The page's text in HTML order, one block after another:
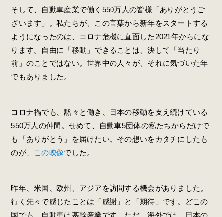
そして、自動車産業で働く550万人の皆様「ありがとうご
ざいます」。私たちが、この言葉から新年をスタートする
ようになったのは、コロナ危機に直面した2021年からにな
ります。自由に「移動」できることは、決して「当たり
前」のことではない。世界中の人々が、それに気づいた年
でもありました。
コロナ禍でも、黙々と働き、日本の移動を支え続けている
550万人の仲間。せめて、自動車5団体の私たちからだけで
も「ありがとう」を届けたい。その想いをカタチにしたも
のが、
この映像でした。
昨年、米国、欧州、アジアを訪問する機会がありました。
行く先々で感じたことは「感謝」と「期待」です。どこの
国でも、自動車は基幹産業です。ただ、海外では、日本の